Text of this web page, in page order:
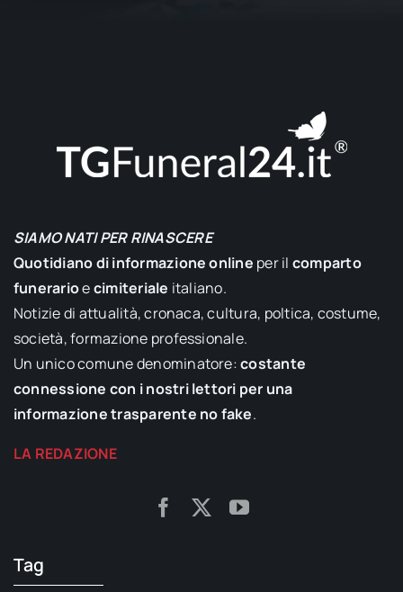
SIAMO NATI PER RINASCERE
Quotidiano di informazione online per il comparto
funerarioecimiteriale italiano.
Notizie di attualità, cronaca, cultura, poltica, costume,
società, formazione professionale.
Un unico comune denominatore:costante
connessione con i nostri lettori per una
informazione trasparente no fake.
LA REDAZIONE
Tag